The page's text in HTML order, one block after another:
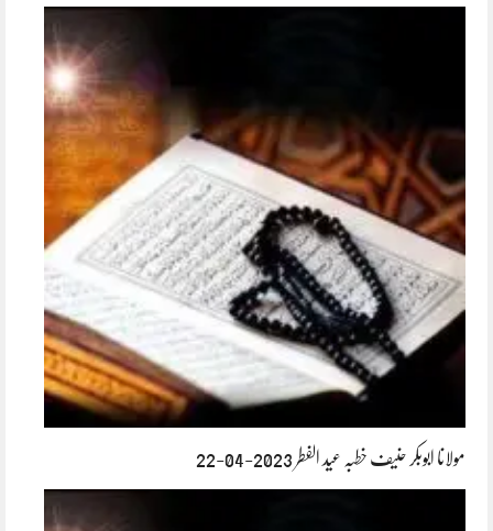
مولانا ابوبکر حنیف خطبہ عید الفطر 2023-04-22